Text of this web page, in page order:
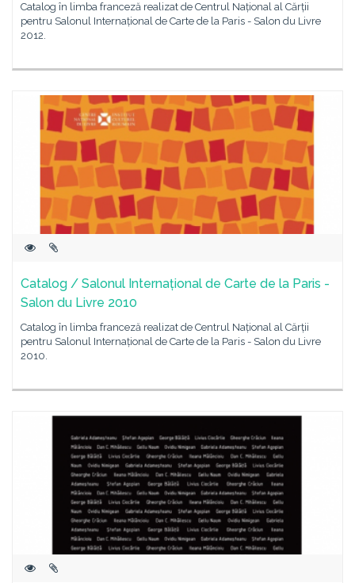
Catalog în limba franceză realizat de Centrul Național al Cărții
pentru Salonul Internațional de Carte de la Paris - Salon du Livre
2012.
Catalog / Salonul Internațional de Carte de la Paris -
Salon du Livre 2010
Catalog în limba franceză realizat de Centrul Național al Cărții
pentru Salonul Internațional de Carte de la Paris - Salon du Livre
2010.